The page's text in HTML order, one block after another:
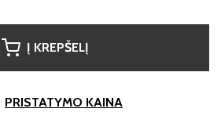
Į KREPŠELĮ
PRISTATYMO KAINA